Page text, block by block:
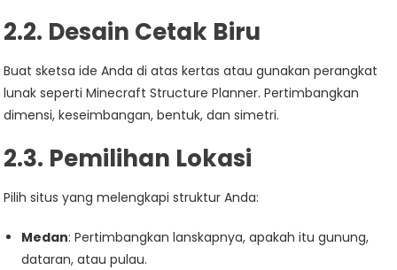
2.2. Desain Cetak Biru
Buat sketsa ide Anda di atas kertas atau gunakan perangkat
lunak seperti Minecraft Structure Planner. Pertimbangkan
dimensi, keseimbangan, bentuk, dan simetri.
2.3. Pemilihan Lokasi
Pilih situs yang melengkapi struktur Anda:
Medan: Pertimbangkan lanskapnya, apakah itu gunung,
dataran, atau pulau.